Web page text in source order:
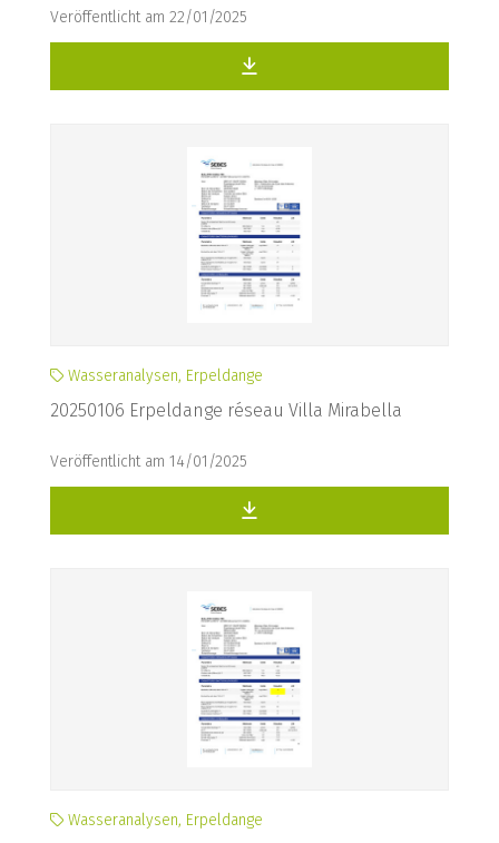
Veröffentlicht am 22/01/2025
Wasseranalysen, Erpeldange
20250106 Erpeldange réseau Villa Mirabella
Veröffentlicht am 14/01/2025
Wasseranalysen, Erpeldange